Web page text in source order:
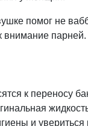
помог не
внимание парней.
к переносу
и увериться